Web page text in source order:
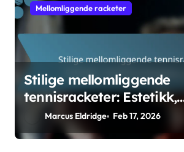
Mellomliggende racketer
Stilige mellomliggende
tennisracketer: Estetikk,
merkevarebygging, appell
Marcus Eldridge Feb 17, 2026